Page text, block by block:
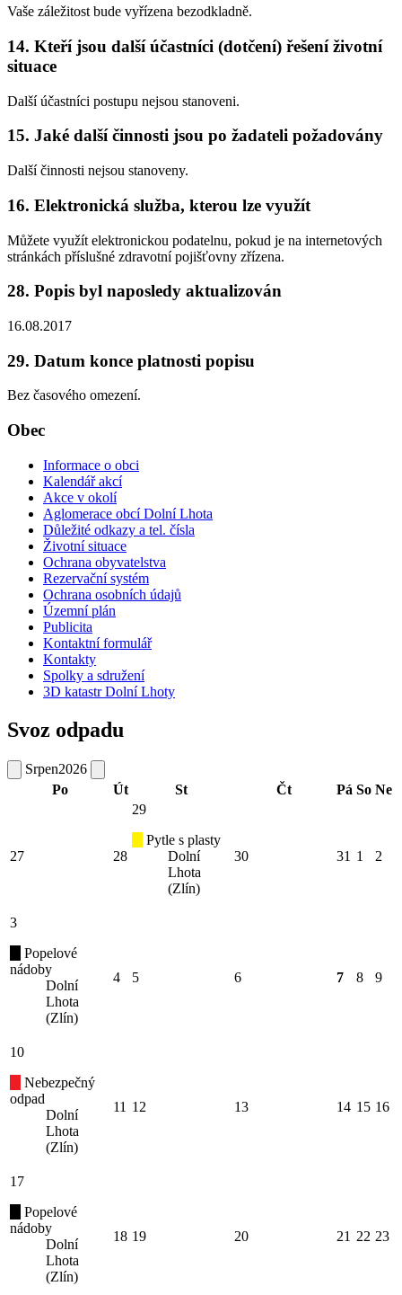
Vaše záležitost bude vyřízena bezodkladně.
14. Kteří jsou další účastníci (dotčení) řešení životní
situace
Další účastníci postupu nejsou stanoveni.
15. Jaké další činnosti jsou po žadateli požadovány
Další činnosti nejsou stanoveny.
16. Elektronická služba, kterou lze využít
Můžete využít elektronickou podatelnu, pokud je na internetových
stránkách příslušné zdravotní pojišťovny zřízena.
28. Popis byl naposledy aktualizován
16.08.2017
29. Datum konce platnosti popisu
Bez časového omezení.
Obec
Informace o obci
Kalendář akcí
Akce v okolí
Aglomerace obcí Dolní Lhota
Důležité odkazy a tel. čísla
Životní situace
Ochrana obyvatelstva
Rezervační systém
Ochrana osobních údajů
Územní plán
Publicita
Kontaktní formulář
Kontakty
Spolky a sdružení
3D katastr Dolní Lhoty
Svoz odpadu
Srpen2026
Po
Út St Čt Pá So Ne
27 28
29
Pytle s plasty
Dolní
Lhota
(Zlín)
30 31 1 2
3
Popelové
nádoby
Dolní
Lhota
(Zlín)
4 5 6 7 8 9
10
Nebezpečný
odpad
Dolní
Lhota
(Zlín)
11 12 13 14 15 16
17
Popelové
nádoby
Dolní
Lhota
(Zlín)
18 19 20 21 22 23